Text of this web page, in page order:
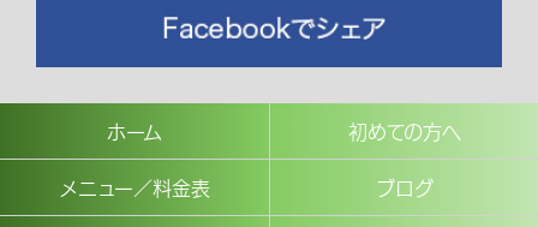
ホーム
初めての方へ
メニュー／料金表
ブログ